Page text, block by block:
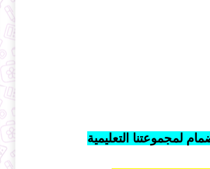
لمجموعتنا التعليمية